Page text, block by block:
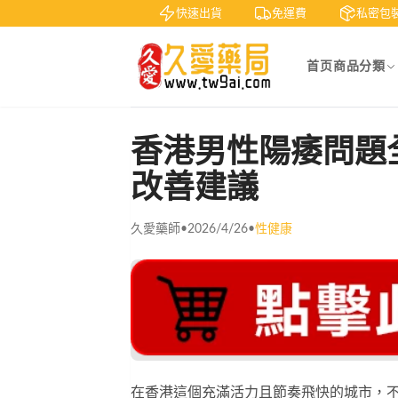
快速出貨 免運費 私密包裝
首页 商品分類
香港男性陽痿問
改善建議
久愛藥師•2026/4/26•性健康
在香港這個充滿活力且節奏飛快的城市，